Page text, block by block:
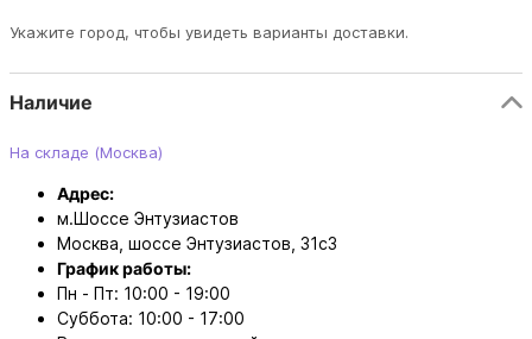
Укажите город, чтобы увидеть варианты доставки.
Наличие
На складе (Москва)
Адрес:
м.Шоссе Энтузиастов
Москва, шоссе Энтузиастов, 31с3
График работы:
Пн - Пт: 10:00 - 19:00
Суббота: 10:00 - 17:00